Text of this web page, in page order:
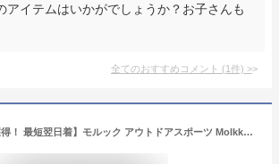
アイテムはいかがでしょうか？お子さんも
全てのおすすめコメント (1件) >
【楽天1位 獲得！ 最短翌日着】モルック アウトドアスポーツ Molkky Tactic社製 玩具 おもちゃ モルック棒 スキットル フィンランド 子ども 並行輸入品